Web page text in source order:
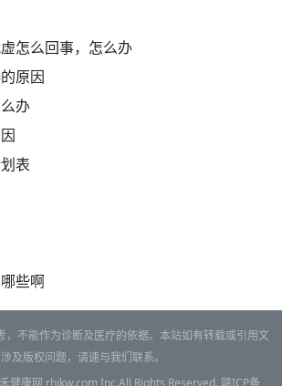
怎么回事，怎么办
原因
办
表
些啊
，不能作为诊断及医疗的依据。本站如有转载或引用文
及版权问题，请速与我们联系。
健康网 rhjkw.com Inc.All Rights Reserved. 赣ICP备